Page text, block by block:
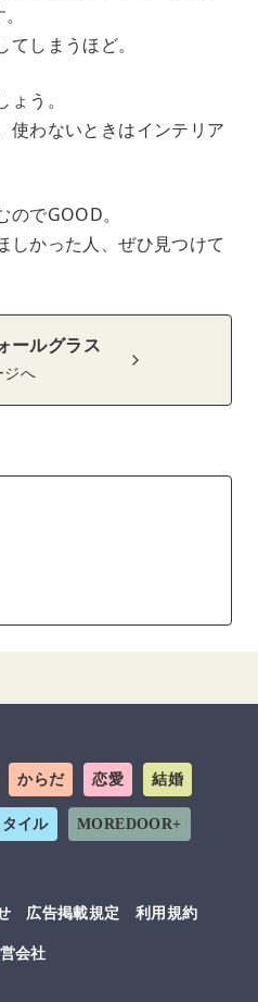
しまうほど。
う。
使わないときはインテリア
でGOOD。
しかった人、ぜひ見つけて
ールグラス
ジへ
からだ 恋愛 結婚
イル MOREDOOR+
広告掲載規定
利用規約
会社